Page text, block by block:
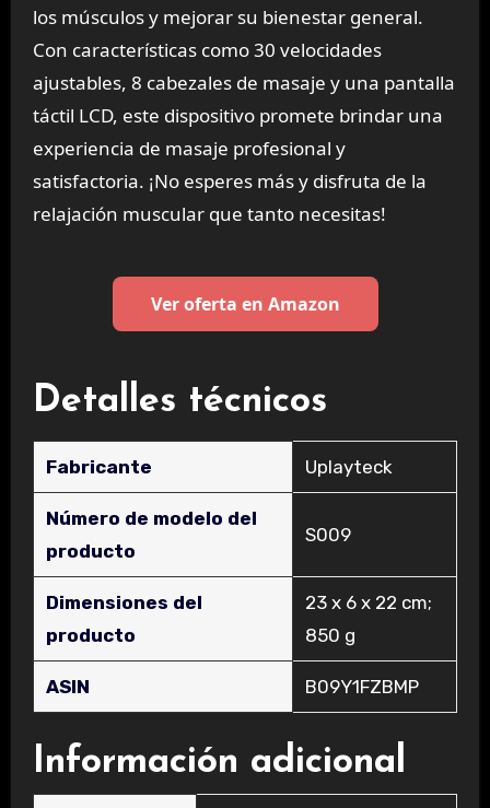
los músculos y mejorar su bienestar general.
Con características como 30 velocidades
ajustables, 8 cabezales de masaje y una pantalla
táctil LCD, este dispositivo promete brindar una
experiencia de masaje profesional y
satisfactoria. ¡No esperes más y disfruta de la
relajación muscular que tanto necesitas!
Ver oferta en Amazon
Detalles técnicos
Fabricante ‎Uplayteck
Número de modelo del
producto
‎S009
Dimensiones del
producto
‎23 x 6 x 22 cm;
850 g
ASIN ‎B09Y1FZBMP
Información adicional